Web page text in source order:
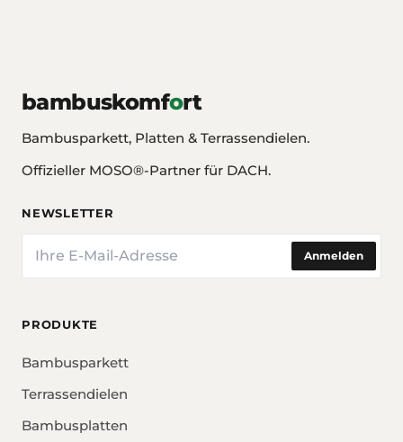
bambuskomfort
Bambusparkett, Platten & Terrassendielen.
Offizieller MOSO®-Partner für DACH.
NEWSLETTER
E-Mail
Anmelden
PRODUKTE
Bambusparkett
Terrassendielen
Bambusplatten